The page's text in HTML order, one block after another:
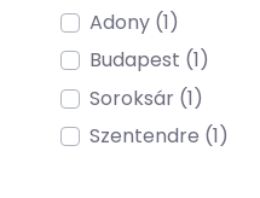
Adony (1)
Budapest (1)
Soroksár (1)
Szentendre (1)